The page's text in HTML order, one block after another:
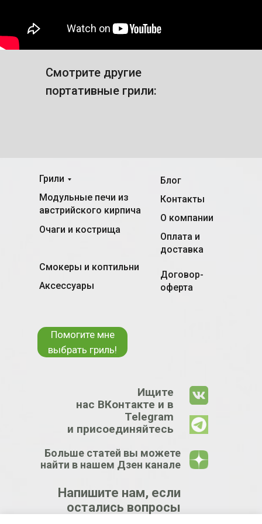
Смотрите другие
портативные грили:
Напишите нам, если
остались вопросы
Модульные печи из
австрийского кирпича
Смокеры и коптильни
Очаги и кострища
Контакты
Блог
О компании
Оплата и
доставка
Аксессуары
Грили
Ищите
нас ВКонтакте и в
Telegram
и присоединяйтесь
Помогите мне
выбрать гриль!
Договор-
оферта
Больше статей вы можете
найти в нашем Дзен канале